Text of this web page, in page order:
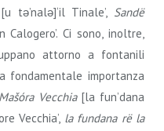
[u tǝ’nalǝ]‘il Tinale’, Sandë
Calogero’. Ci sono, inoltre,
attorno a fontanili
fondamentale importanza
Vecchia[la fun’dana
Vecchia’, la fundana rë la